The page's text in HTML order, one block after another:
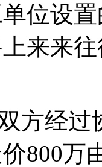
位设
来来
方经
800万